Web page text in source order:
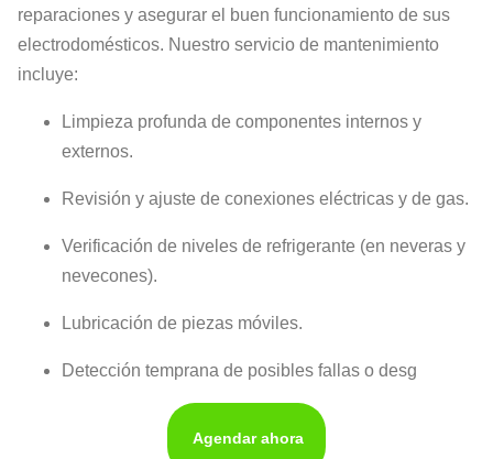
reparaciones y asegurar el buen funcionamiento de sus
electrodomésticos. Nuestro servicio de mantenimiento
incluye:
Limpieza profunda de componentes internos y
externos.
Revisión y ajuste de conexiones eléctricas y de gas.
Verificación de niveles de refrigerante (en neveras y
nevecones).
Lubricación de piezas móviles.
Detección temprana de posibles fallas o desg
Agendar ahora